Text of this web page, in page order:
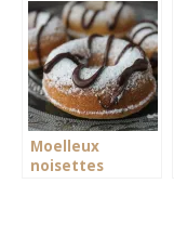
Moelleux
noisettes